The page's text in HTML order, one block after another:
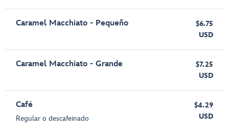
Caramel Macchiato - Pequeño
$6.75
USD
Caramel Macchiato - Grande
$7.25
USD
Café
Regular o descafeinado
$4.29
USD